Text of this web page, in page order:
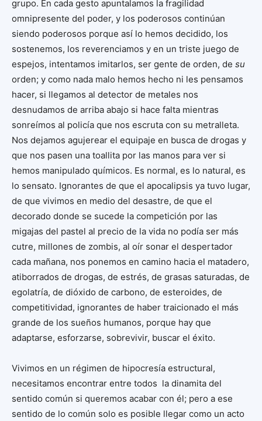
grupo. En cada gesto apuntalamos la fragilidad
omnipresente del poder, y los poderosos continúan
siendo poderosos porque así lo hemos decidido, los
sostenemos, los reverenciamos y en un triste juego de
espejos, intentamos imitarlos, ser gente de orden, de su
orden; y como nada malo hemos hecho ni les pensamos
hacer, si llegamos al detector de metales nos
desnudamos de arriba abajo si hace falta mientras
sonreímos al policía que nos escruta con su metralleta.
Nos dejamos agujerear el equipaje en busca de drogas y
que nos pasen una toallita por las manos para ver si
hemos manipulado químicos. Es normal, es lo natural, es
lo sensato. Ignorantes de que el apocalipsis ya tuvo lugar,
de que vivimos en medio del desastre, de que el
decorado donde se sucede la competición por las
migajas del pastel al precio de la vida no podía ser más
cutre, millones de zombis, al oír sonar el despertador
cada mañana, nos ponemos en camino hacia el matadero,
atiborrados de drogas, de estrés, de grasas saturadas, de
egolatría, de dióxido de carbono, de esteroides, de
competitividad, ignorantes de haber traicionado el más
grande de los sueños humanos, porque hay que
adaptarse, esforzarse, sobrevivir, buscar el éxito.
Vivimos en un régimen de hipocresía estructural,
necesitamos encontrar entre todos la dinamita del
sentido común si queremos acabar con él; pero a ese
sentido de lo común solo es posible llegar como un acto